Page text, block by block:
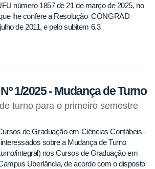
número 1857 de 21 de março de 2025, no
lhe confere a Resolução CONGRAD
de 2011, e pelo subitem 6.3
1/2025 - Mudança de Turno
turno para o primeiro semestre
de Graduação em Ciências Contábeis -
sobre a Mudança de Turno
integral) nos Cursos de Graduação em
Uberlândia, de acordo com o disposto